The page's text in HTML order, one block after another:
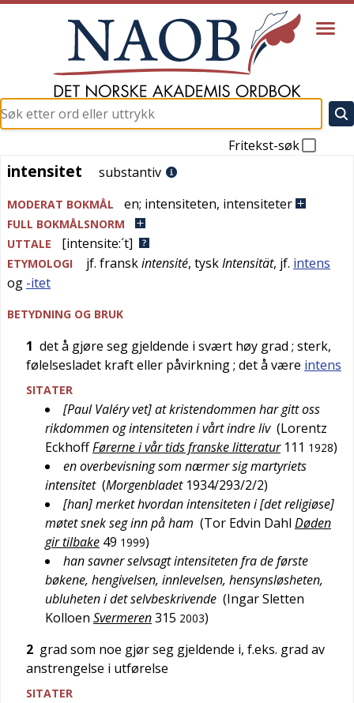
Fritekst-søk
intensitet
intensitet substantiv
MODERAT BOKMÅL en; intensiteten, intensiteter
FULL BOKMÅLSNORM
UTTALE
[intensite:´t]
ETYMOLOGI jf. franskintensité, tyskIntensität, jf. intens
og -itet
BETYDNING OG BRUK
1 det å gjøre seg gjeldende i svært høy grad ; sterk,
følelsesladet kraft eller påvirkning; det å være intens
SITATER
[Paul Valéry vet] at kristendommen har gitt oss
rikdommen og intensiteten i vårt indre liv (Lorentz
EckhoffFørerne i vår tids franske litteratur 111 1928)
en overbevisning som nærmer sig martyriets
intensitet (Morgenbladet 1934/293/2/2)
[han] merket hvordan intensiteten i [det religiøse]
møtet snek seg inn på ham (Tor Edvin Dahl Døden
gir tilbake 49 1999)
han savner selvsagt intensiteten fra de første
bøkene, hengivelsen, innlevelsen, hensynsløsheten,
ubluheten i det selvbeskrivende (Ingar Sletten
Kolloen Svermeren315 2003)
2 grad som noe gjør seg gjeldende i, f.eks. grad av
anstrengelse i utførelse
SITATER